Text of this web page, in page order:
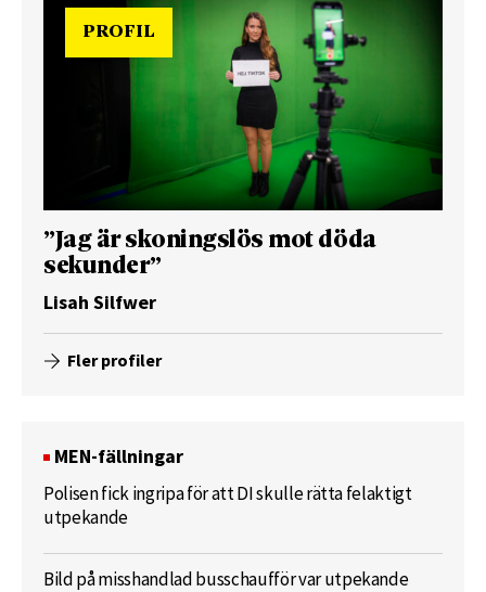
PROFIL
”Jag är skoningslös mot döda
sekunder”
Lisah Silfwer
Fler profiler
MEN-fällningar
Polisen fick ingripa för att DI skulle rätta felaktigt
utpekande
Bild på misshandlad busschaufför var utpekande